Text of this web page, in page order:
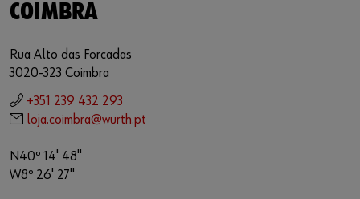
COIMBRA
Rua Alto das Forcadas
3020-323 Coimbra
+351 239 432 293
loja.coimbra@wurth.pt
N40º 14' 48"
W8º 26' 27"